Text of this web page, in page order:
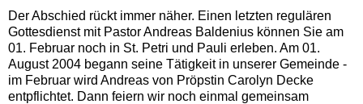
Der Abschied rückt immer näher. Einen letzten regulären
Gottesdienst mit Pastor Andreas Baldenius können Sie am
01. Februar noch in St. Petri und Pauli erleben. Am 01.
August 2004 begann seine Tätigkeit in unserer Gemeinde -
im Februar wird Andreas von Pröpstin Carolyn Decke
entpflichtet. Dann feiern wir noch einmal gemeinsam